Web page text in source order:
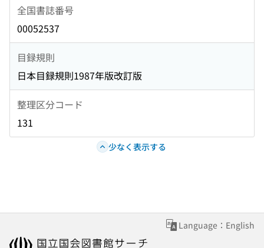
全国書誌番号
00052537
目録規則
日本目録規則1987年版改訂版
整理区分コード
131
少なく表示する
Language：English